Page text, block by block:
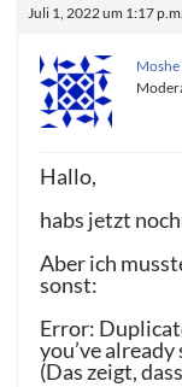
Juli 1, 2022 um 1:17
Moshe
Hallo,
habs jetzt
Aber ich
sonst:
Error:
you’ve
(Das zeigt,